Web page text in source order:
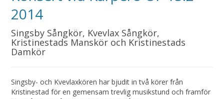
2014
Singsby Sångkör, Kvevlax Sångkör,
Kristinestads Manskör och Kristinestads
Damkör
Singsby- och Kvevlaxkören har bjudit in två körer från
Kristinestad för en gemensam trevlig musikstund och framför